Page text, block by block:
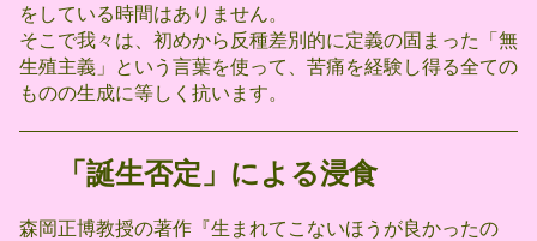
をしている時間はありません。
そこで我々は、初めから反種差別的に定義の固まった「無
生殖主義」という言葉を使って、苦痛を経験し得る全ての
ものの生成に等しく抗います。
​「誕生否定」による浸食
森岡正博教授の著作『生まれてこないほうが良かったの